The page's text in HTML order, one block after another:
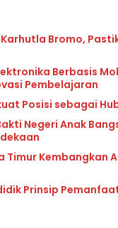
Bromo,
Berbasis
Pembelajaran
Posisi sebagai
Negeri Anak
Timur Kembangkan
Prinsip